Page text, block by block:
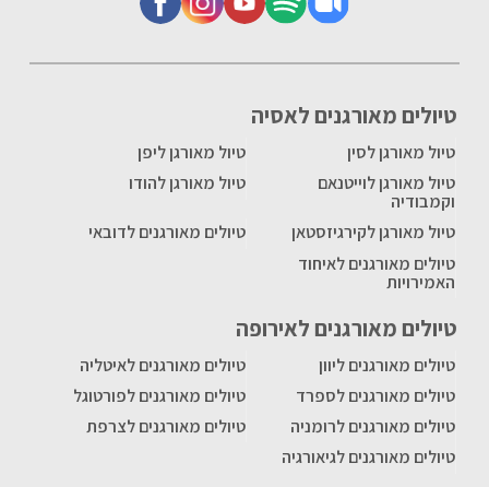
טיולים מאורגנים לאסיה
טיול מאורגן לסין
טיול מאורגן ליפן
טיול מאורגן לוייטנאם
וקמבודיה
טיול מאורגן להודו
טיול מאורגן לקירגיזסטאן
טיולים מאורגנים לדובאי
טיולים מאורגנים לאיחוד
האמירויות
טיולים מאורגנים לאירופה
טיולים מאורגנים ליוון
טיולים מאורגנים לאיטליה
טיולים מאורגנים לספרד
טיולים מאורגנים לפורטוגל
טיולים מאורגנים לרומניה
טיולים מאורגנים לצרפת
טיולים מאורגנים לגיאורגיה